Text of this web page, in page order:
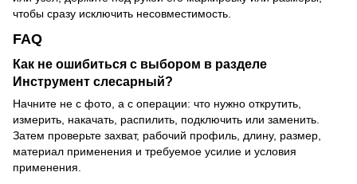
чтобы сразу исключить несовместимость.
FAQ
Как не ошибиться с выбором в разделе
Инструмент слесарный?
Начните не с фото, а с операции: что нужно открутить,
измерить, накачать, распилить, подключить или заменить.
Затем проверьте захват, рабочий профиль, длину, размер,
материал применения и требуемое усилие и условия
применения.